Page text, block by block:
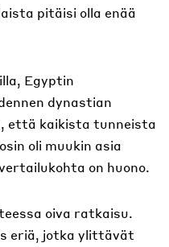
pitäisi olla enää
Egyptin
dynastian
että kaikista tunneista
oli muukin asia
on huono.
oiva ratkaisu.
eriä, jotka ylittävät